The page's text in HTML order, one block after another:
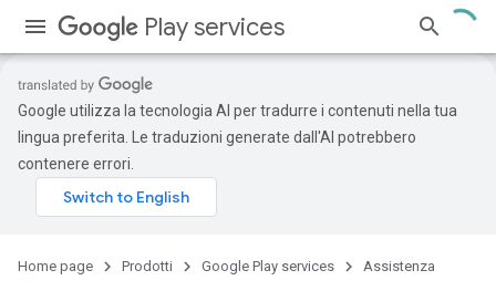
Play services
Google utilizza la tecnologia AI per tradurre i contenuti nella tua
lingua preferita. Le traduzioni generate dall'AI potrebbero
contenere errori.
Home page Prodotti Google Play services Assistenza